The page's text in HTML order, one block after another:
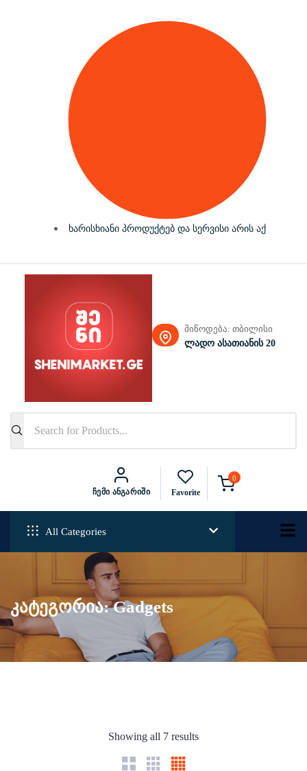
ხარისხიანი პროდუქტებ და სერვისი არის აქ
მიწოდება: თბილისი
ლადო ასათიანის 20
Ჩემი Ანგარიში Favorite
0
All Categories
კატეგორია:Gadgets
Showing all 7 results